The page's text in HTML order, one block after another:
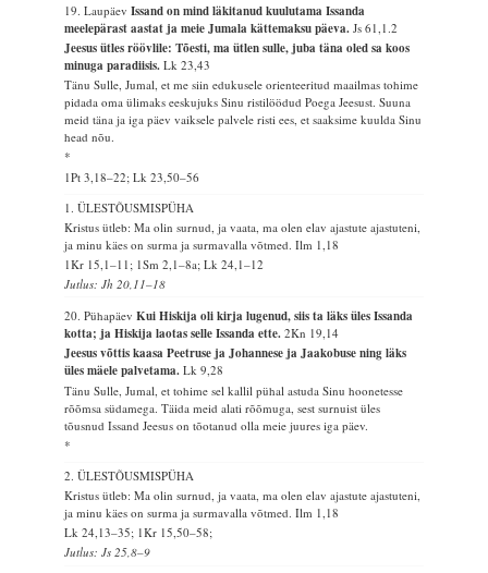
19. LaupäevIssand on mind läkitanud kuulutama Issanda
meelepärast aastat ja meie Jumala kättemaksu päeva.Js 61,1.2
Jeesus ütles röövlile: Tõesti, ma ütlen sulle, juba täna oled sa koos
minuga paradiisis.Lk 23,43
Tänu Sulle, Jumal, et me siin edukusele orienteeritud maailmas tohime
pidada oma ülimaks eeskujuks Sinu ristilöödud Poega Jeesust. Suuna
meid täna ja iga päev vaiksele palvele risti ees, et saaksime kuulda Sinu
head nõu.
*
1Pt 3,18–22; Lk 23,50–56
1. ÜLESTÕUSMISPÜHA
Kristus ütleb: Ma olin surnud, ja vaata, ma olen elav ajastute ajastuteni,
ja minu käes on surma ja surmavalla võtmed.Ilm 1,18
1Kr 15,1–11; 1Sm 2,1–8a; Lk 24,1–12
Jutlus: Jh 20,11–18
20. PühapäevKui Hiskija oli kirja lugenud, siis ta läks üles Issanda
kotta; ja Hiskija laotas selle Issanda ette.2Kn 19,14
Jeesus võttis kaasa Peetruse ja Johannese ja Jaakobuse ning läks
üles mäele palvetama.Lk 9,28
Tänu Sulle, Jumal, et tohime sel kallil pühal astuda Sinu hoonetesse
rõõmsa südamega. Täida meid alati rõõmuga, sest surnuist üles
tõusnud Issand Jeesus on tõotanud olla meie juures iga päev.
*
2. ÜLESTÕUSMISPÜHA
Kristus ütleb: Ma olin surnud, ja vaata, ma olen elav ajastute ajastuteni,
ja minu käes on surma ja surmavalla võtmed.Ilm 1,18
Lk 24,13–35; 1Kr 15,50–58;
Jutlus: Js 25,8–9